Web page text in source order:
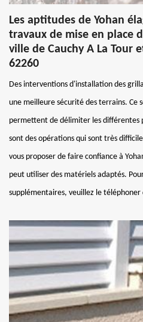
Les aptitudes de Yohan
travaux de mise en place
ville de Cauchy A La Tour
62260
Des interventions d'installation des
une meilleure sécurité des terrains. Ce
permettent de délimiter les différentes
sont des opérations qui sont très
vous proposer de faire confiance à
peut utiliser des matériels adaptés.
supplémentaires, veuillez le